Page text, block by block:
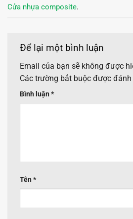
Cửa nhựa composite.
Để lại một bình luận
Email của bạn sẽ không được
Các trường bắt buộc được đánh
Bình luận *
Tên *